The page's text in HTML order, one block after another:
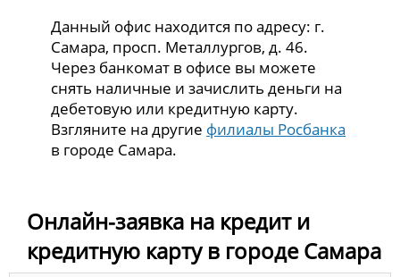
Данный офис находится по адресу: г.
Самара, просп. Металлургов, д. 46.
Через банкомат в офисе вы можете
снять наличные и зачислить деньги на
дебетовую или кредитную карту.
Взгляните на другие филиалы Росбанка
в городе Самара.
Онлайн-заявка на кредит и
кредитную карту в городе Самара